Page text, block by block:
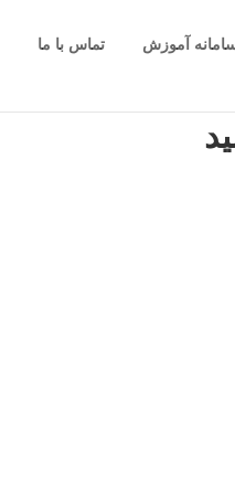
آموزش تماس با ما